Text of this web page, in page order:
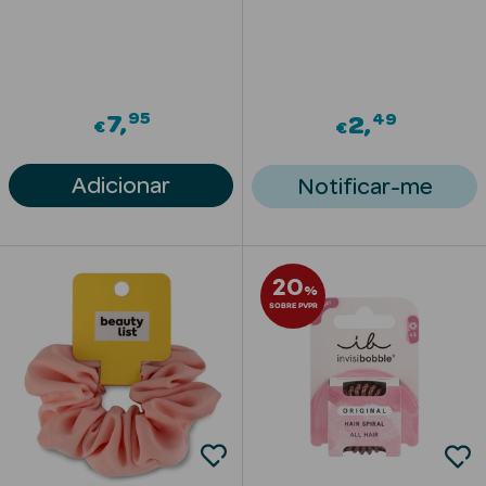
Ver Tudo
Acne
Anti idade
Celulite
Cicatrizes
€7 95
Adicionar
€2 49
Notificar-me
20%
SOBRE PVPR